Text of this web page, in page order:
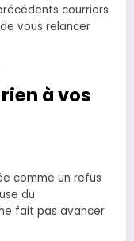
courriers
vous relancer
à vos
comme un refus
du
fait pas avancer